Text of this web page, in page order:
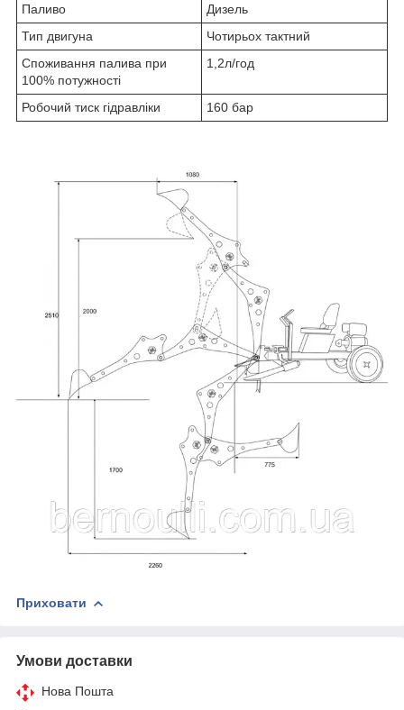
Паливо
Дизель
Тип двигуна
Чотирьох тактний
Споживання палива при
100% потужності
1,2л/год
Робочий тиск гідравліки 160 бар
Приховати
Умови доставки
Нова Пошта